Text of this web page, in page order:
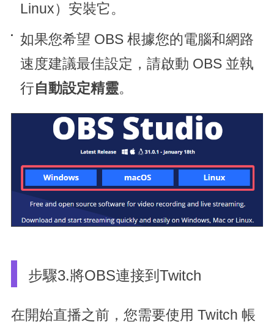
Linux）安裝它。
如果您希望 OBS 根據您的電腦和網路
速度建議最佳設定，請啟動 OBS 並執
行自動設定精靈。
步驟3.將OBS連接到Twitch
在開始直播之前，您需要使用 Twitch 帳